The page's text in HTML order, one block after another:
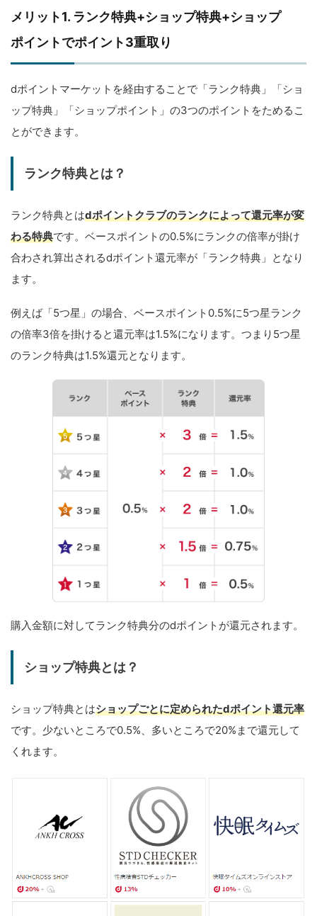
メリット1. ランク特典+ショップ特典+ショップ
ポイントでポイント3重取り
dポイントマーケットを経由することで「ランク特典」「ショ
ップ特典」「ショップポイント」の3つのポイントをためるこ
とができます。
ランク特典とは？
ランク特典とはdポイントクラブのランクによって還元率が変
わる特典です。ベースポイントの0.5%にランクの倍率が掛け
合わされ算出されるdポイント還元率が「ランク特典」となり
ます。
例えば「5つ星」の場合、ベースポイント0.5%に5つ星ランク
の倍率3倍を掛けると還元率は1.5%になります。つまり5つ星
のランク特典は1.5%還元となります。
購入金額に対してランク特典分のdポイントが還元されます。
ショップ特典とは？
ショップ特典とはショップごとに定められたdポイント還元率
です。少ないところで0.5%、多いところで20%まで還元して
くれます。